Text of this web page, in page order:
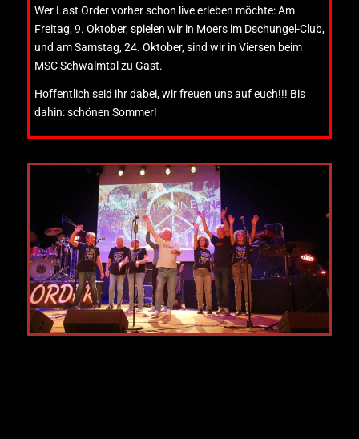
Wer Last Order vorher schon live erleben möchte: Am
Freitag, 9. Oktober, spielen wir in Moers im Dschungel-Club,
und am Samstag, 24. Oktober, sind wir in Viersen beim
MSC Schwalmtal zu Gast.
Hoffentlich seid ihr dabei, wir freuen uns auf euch!!! Bis
dahin: schönen Sommer!